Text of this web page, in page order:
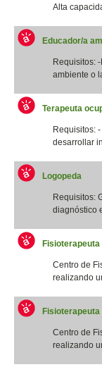
Alta
Educador/a
Requisitos:
ambiente o
Terapeuta
Requisitos:
desarrollar
Logopeda
Requisitos:
diagnóstico
Centro de
realizando
Centro de
realizando